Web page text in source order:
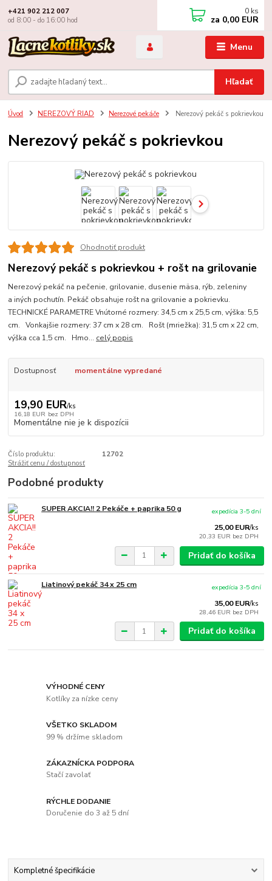
Menu
Hľadať
+421 902 212 007
od 8:00 - do 16:00 hod
0 ks
za 0,00 EUR
Úvod NEREZOVÝ RIAD Nerezové pekáče Nerezový pekáč s pokrievkou
Nerezový pekáč s pokrievkou
Ohodnotiť produkt
Nerezový pekáč s pokrievkou + rošt na grilovanie
Nerezový pekáč na pečenie, grilovanie, dusenie mäsa, rýb, zeleniny
a iných pochutín. Pekáč obsahuje rošt na grilovanie a pokrievku.
TECHNICKÉ PARAMETRE Vnútorné rozmery: 34,5 cm x 25,5 cm, výška: 5,5
cm. Vonkajšie rozmery: 37 cm x 28 cm. Rošt (mriežka): 31,5 cm x 22 cm,
výška cca 1,5 cm. Hmo... celý popis
Dostupnosť momentálne vypredané
19,90 EUR/ks
16,18 EUR bez DPH
Momentálne nie je k dispozícii
Číslo produktu:
12702
Strážiť cenu / dostupnosť
Podobné produkty
SUPER AKCIA!! 2 Pekáče + paprika 50 g
25,00 EUR/ks
20,33 EUR bez DPH
expedícia 3-5 dní
Pridať do košíka
Liatinový pekáč 34 x 25 cm
35,00 EUR/ks
28,46 EUR bez DPH
expedícia 3-5 dní
Pridať do košíka
VÝHODNÉ CENY
Kotlíky za nízke ceny
VŠETKO SKLADOM
99 % držíme skladom
ZÁKAZNÍCKA PODPORA
Stačí zavolať
RÝCHLE DODANIE
Doručenie do 3 až 5 dní
Kompletné špecifikácie